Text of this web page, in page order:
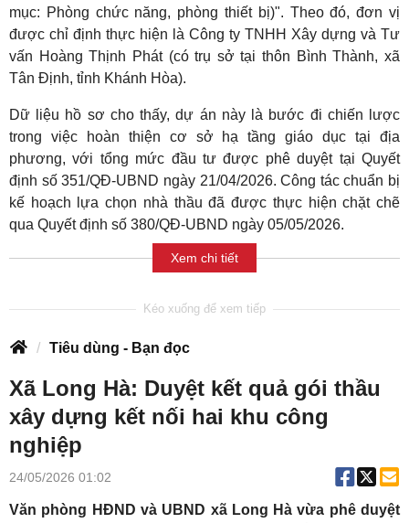
mục: Phòng chức năng, phòng thiết bị)". Theo đó, đơn vị
được chỉ định thực hiện là Công ty TNHH Xây dựng và Tư
vấn Hoàng Thịnh Phát (có trụ sở tại thôn Bình Thành, xã
Tân Định, tỉnh Khánh Hòa).
Dữ liệu hồ sơ cho thấy, dự án này là bước đi chiến lược
trong việc hoàn thiện cơ sở hạ tầng giáo dục tại địa
phương, với tổng mức đầu tư được phê duyệt tại Quyết
định số 351/QĐ-UBND ngày 21/04/2026. Công tác chuẩn bị
kế hoạch lựa chọn nhà thầu đã được thực hiện chặt chẽ
qua Quyết định số 380/QĐ-UBND ngày 05/05/2026.
Xem chi tiết
Tiêu dùng - Bạn đọc
Xã Long Hà: Duyệt kết quả gói thầu
xây dựng kết nối hai khu công
nghiệp
24/05/2026 01:02
Văn phòng HĐND và UBND xã Long Hà vừa phê duyệt